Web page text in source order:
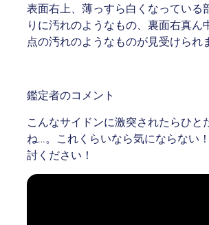
表面右上、薄っすら白くなっている
りに汚れのようなもの、裏面右真ん
点の汚れのようなものが見受けられ
鑑定者のコメント
こんなサイドンに激突されたらひと
ね…。これくらいなら気にならない
討ください！